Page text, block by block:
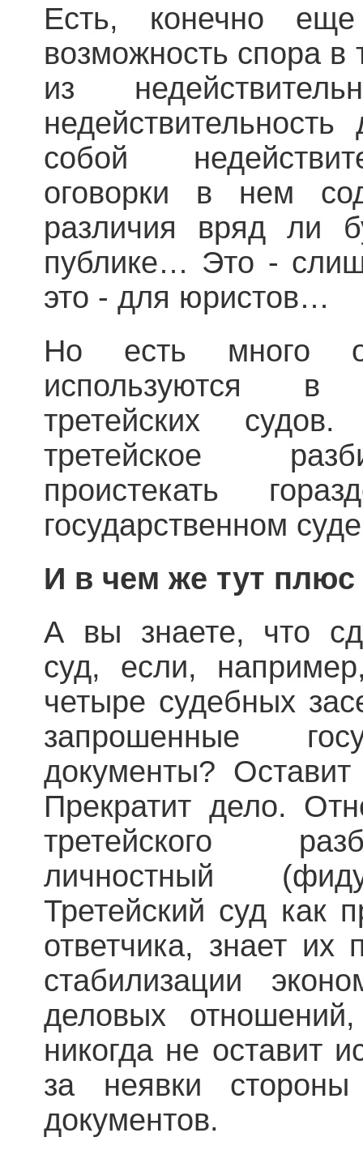
Есть, конечно
возможность спора в
из
собой
оговорки в нем
различия вряд ли
публике… Это -
это - для юристов…
Но есть много
используются в
третейских
третейское
проистекать
государственном
И в чем же тут плюс
А вы знаете, что
суд, если,
четыре судебных
запрошенные
документы?
Прекратит дело.
третейского
личностный
Третейский суд как
ответчика, знает их
стабилизации
деловых
никогда не оставит
за неявки стороны
документов.